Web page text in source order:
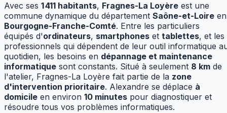
Avec ses 1 411 habitants, Fragnes-La Loyère est une
commune dynamique du département Saône-et-Loire en
Bourgogne-Franche-Comté. Entre les particuliers
équipés d'ordinateurs, smartphones et tablettes, et les
professionnels qui dépendent de leur outil informatique
quotidien, les besoins en dépannage et maintenance
informatique sont constants. Situé à seulement 8 km de
l'atelier, Fragnes-La Loyère fait partie de la zone
d'intervention prioritaire. Alexandre se déplace à
domicile en environ 10 minutes pour diagnostiquer et
résoudre tous vos problèmes informatiques.